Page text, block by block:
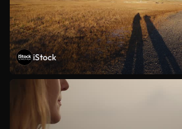
iStock